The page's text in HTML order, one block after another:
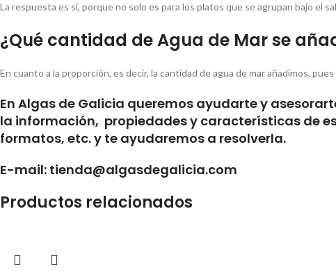
La respuesta es sí, porque no solo es para los platos que se agrupan bajo el
¿Qué cantidad de Agua de Mar se
En cuanto a la proporción, es decir, la cantidad de agua de mar añadimos,
En Algas de Galicia queremos ayudarte y
la información, propiedades y características de
formatos, etc. y te ayudaremos a resolverla.
E-mail: tienda@algasdegalicia.com
Productos relacionados